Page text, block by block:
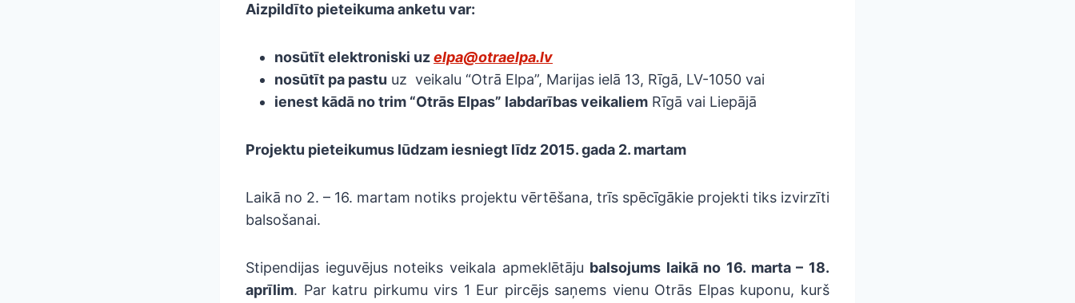
Aizpildīto pieteikuma anketu var:
nosūtīt elektroniski uzelpa@otraelpa.lv
nosūtīt pa pastu uz veikalu “Otrā Elpa”, Marijas ielā 13, Rīgā, LV-1050 vai
ienest kādā no trim “Otrās Elpas” labdarības veikaliem Rīgā vai Liepājā
Projektu pieteikumus lūdzam iesniegt līdz 2015. gada 2. martam
Laikā no 2. – 16. martam notiks projektu vērtēšana, trīs spēcīgākie projekti tiks izvirzīti
balsošanai.
Stipendijas ieguvējus noteiks veikala apmeklētāju balsojums laikā no 16. marta – 18.
aprīlim. Par katru pirkumu virs 1 Eur pircējs saņems vienu Otrās Elpas kuponu, kurš